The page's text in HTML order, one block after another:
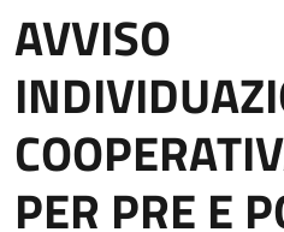
AVVISO
PER PRE E